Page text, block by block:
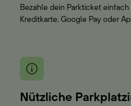
Bezahle dein Parkticket
Kreditkarte, Google Pay oder
Nützliche